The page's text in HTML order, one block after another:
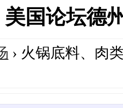
美国论坛德
› 火锅底料、肉